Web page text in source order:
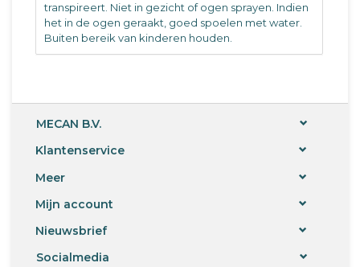
transpireert. Niet in gezicht of ogen sprayen. Indien
het in de ogen geraakt, goed spoelen met water.
Buiten bereik van kinderen houden.
MECAN B.V.
Klantenservice
Meer
Mijn account
Nieuwsbrief
Socialmedia